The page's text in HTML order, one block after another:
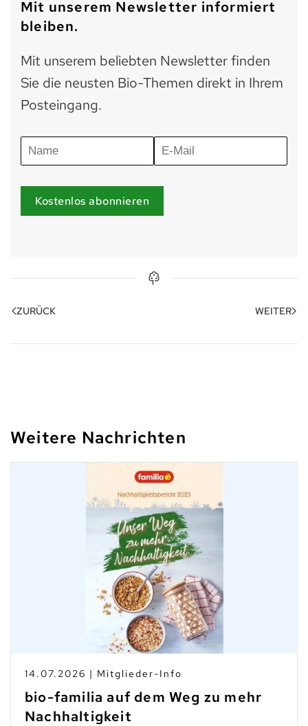
Mit unserem Newsletter informiert
bleiben.
Mit unserem beliebten Newsletter finden
Sie die neusten Bio-Themen direkt in Ihrem
Posteingang.
Kostenlos abonnieren
ZURÜCK WEITER
Weitere Nachrichten
10.07.2026 | Branchen-News
Taste Not Waste: Food Save bis
zum Teller